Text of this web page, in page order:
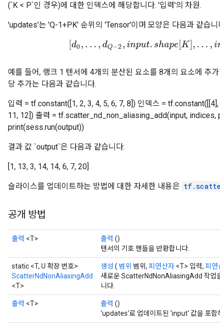
(`K < P`인 경우)에 대한 인덱스에 해당합니다. '입력'의 차원.
'updates'는 'Q-1+PK' 순위의 'Tensor'이며 모양은 다음과 같습니
[d0,.. ., dQ−2,input.shap e[K ], .. input.
예를 들어, 랭크 1 텐서에 4개의 분산된 요소를 8개의 요소에 추
당 추가는 다음과 같습니다.
입력 = tf.constant([1, 2, 3, 4, 5, 6, 7, 8]) 인덱스 =
11, 12]) 출력 = tf.scatter_nd_non_aliasing_add(input,
print(sess.run(output))
결과 값 `output`은 다음과 같습니다:
[1, 13, 3, 14, 14, 6, 7, 20]
슬라이스를 업데이트하는 방법에 대한 자세한 내용은
공개 방법
출력 <T> 출력 ()
텐서의 기호 핸들을 반환합니다.
static <T, U 확장 번호>
ScatterNdNonAliasingAdd
<T>
생성 ( 범위 범위, 피연산자 <T> 입력, 피연
새로운 ScatterNdNonAliasingAdd 작업
니다.
출력 <T> 출력 ()
'updates'로 업데이트된 'input' 값을 포